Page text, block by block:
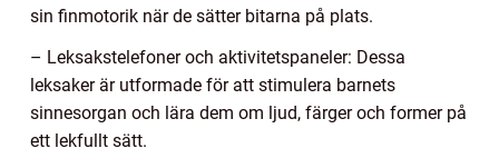
sin finmotorik när de sätter bitarna på plats.
– Leksakstelefoner och aktivitetspaneler: Dessa
leksaker är utformade för att stimulera barnets
sinnesorgan och lära dem om ljud, färger och former på
ett lekfullt sätt.